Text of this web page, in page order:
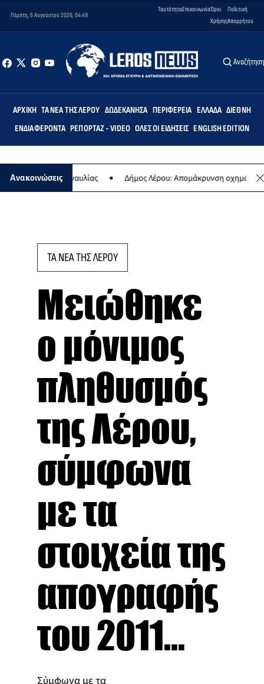
Πέμπτη, 6 Αυγούστου 2026, 04:49
ΤαυτότηταΕπικοινωνίαΌροι
Χρήσης
Πολιτική
Απορρήτου
Αναζήτηση
ΑΡΧΙΚΉ ΤΑ ΝΈΑ ΤΗΣ ΛΈΡΟΥ ΔΩΔΕΚΆΝΗΣΑ ΠΕΡΙΦΈΡΕΙΑ ΕΛΛΆΔΑ ΔΙΕΘΝΉ
ΕΝΔΙΑΦΈΡΟΝΤΑ ΡΕΠΟΡΤΆΖ - VIDEO ΌΛΕΣ ΟΙ ΕΙΔΉΣΕΙΣ ENGLISH EDITION
Ανακοινώσεις
ετήσιας συναυλίας Δήμος Λέρου: Απομάκρυνση οχημάτων
ΤΑ ΝΕΑ ΤΗΣ ΛΕΡΟΥ
Μειώθηκε
ο μόνιμος
πληθυσμός
της Λέρου,
σύμφωνα
με τα
στοιχεία της
απογραφής
του 2011...
Σύμφωνα με τα